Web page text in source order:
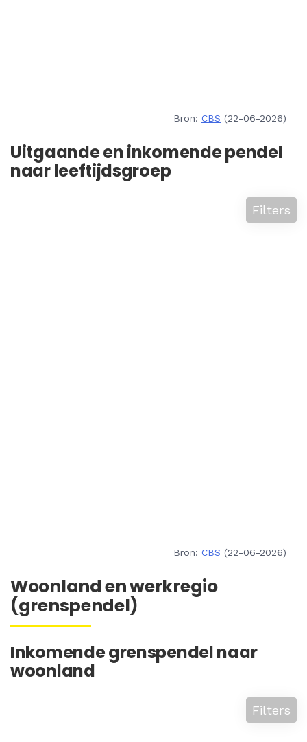
Bron: CBS (22-06-2026)
Uitgaande en inkomende pendel
naar leeftijdsgroep
Filters
Bron: CBS (22-06-2026)
Woonland en werkregio
(grenspendel)
Inkomende grenspendel naar
woonland
Filters